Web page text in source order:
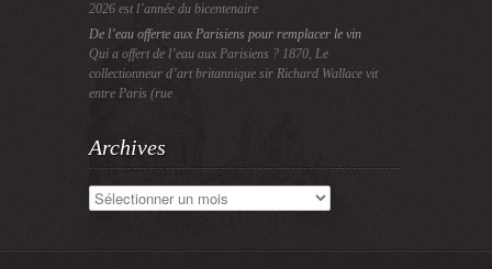
2026 est l’année du bicentenaire
De l’eau offerte aux Parisiens pour remplacer le vin
Qui a offert de l’eau aux Parisiens ? 1870, Le
collectionneur d’art britannique sir Richard Wallace vit
entre Paris (rue
Archives
Archives